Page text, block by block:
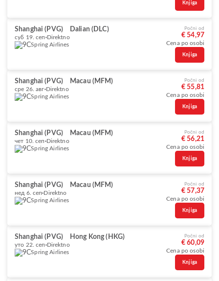
Knjiga
Shanghai (PVG) Dalian (DLC)
суб 19. сеп Direktno
Spring Airlines
Počni od
€ 54,97
Cena po osobi
Knjiga
Shanghai (PVG) Macau (MFM)
сре 26. авг Direktno
Spring Airlines
Počni od
€ 55,81
Cena po osobi
Knjiga
Shanghai (PVG) Macau (MFM)
чет 10. сеп Direktno
Spring Airlines
Počni od
€ 56,21
Cena po osobi
Knjiga
Shanghai (PVG) Macau (MFM)
нед 6. сеп Direktno
Spring Airlines
Počni od
€ 57,37
Cena po osobi
Knjiga
Shanghai (PVG) Hong Kong (HKG)
уто 22. сеп Direktno
Spring Airlines
Počni od
€ 60,09
Cena po osobi
Knjiga